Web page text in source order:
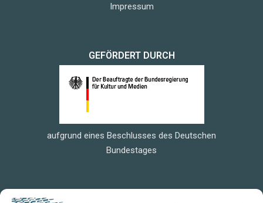
Impressum
GEFÖRDERT DURCH
aufgrund eines Beschlusses des Deutschen
Bundestages